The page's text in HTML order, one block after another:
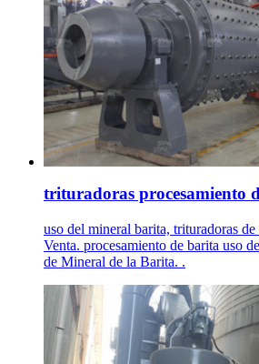
trituradoras procesamiento
uso del mineral barita, trituradoras
Venta. procesamiento de barita uso
de Mineral de la Barita. .